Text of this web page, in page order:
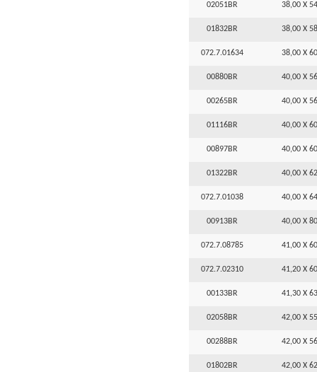
02051BR 38,00 X
01832BR 38,00 X
072.7.01634 38,00 X
00880BR 40,00 X
00265BR 40,00 X
01116BR 40,00 X
00897BR 40,00 X
01322BR 40,00 X
072.7.01038 40,00 X
00913BR 40,00 X
072.7.08785 41,00 X
072.7.02310 41,20 X
00133BR 41,30 X
02058BR 42,00 X
00288BR 42,00 X
01802BR 42,00 X